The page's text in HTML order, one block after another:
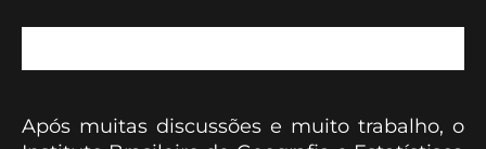
Após muitas discussões e muito trabalho, o